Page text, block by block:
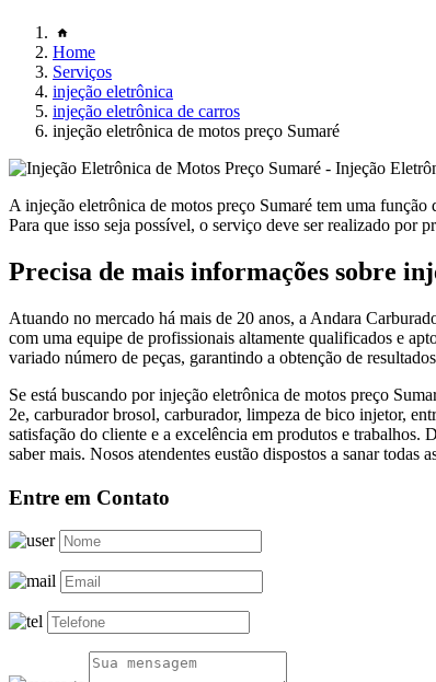
Home
Serviços
injeção eletrônica
injeção eletrônica de carros
injeção eletrônica de motos preço Sumaré
A injeção eletrônica de motos preço Sumaré tem uma
Para que isso seja possível, o serviço deve ser realizado por
Precisa de mais informações sobre
Atuando no mercado há mais de 20 anos, a Andara
com uma equipe de profissionais altamente qualificados e
variado número de peças, garantindo a obtenção de
Se está buscando por injeção eletrônica de motos preço
2e, carburador brosol, carburador, limpeza de bico injetor,
satisfação do cliente e a excelência em produtos e trabalhos.
saber mais. Nosos atendentes eustão dispostos a sanar todas
Entre em Contato